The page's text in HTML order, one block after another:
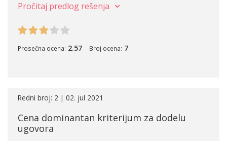
Pročitaj predlog rešenja
Prosečna ocena: 2.57 Broj ocena: 7
Redni broj: 2 | 02. jul 2021
Cena dominantan kriterijum za dodelu
ugovora